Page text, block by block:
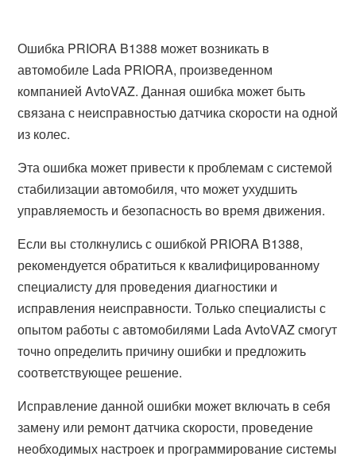
Ошибка PRIORA B1388 может возникать в
автомобиле Lada PRIORA, произведенном
компанией AvtoVAZ. Данная ошибка может быть
связана с неисправностью датчика скорости на одной
из колес.
Эта ошибка может привести к проблемам с системой
стабилизации автомобиля, что может ухудшить
управляемость и безопасность во время движения.
Если вы столкнулись с ошибкой PRIORA B1388,
рекомендуется обратиться к квалифицированному
специалисту для проведения диагностики и
исправления неисправности. Только специалисты с
опытом работы с автомобилями Lada AvtoVAZ смогут
точно определить причину ошибки и предложить
соответствующее решение.
Исправление данной ошибки может включать в себя
замену или ремонт датчика скорости, проведение
необходимых настроек и программирование системы